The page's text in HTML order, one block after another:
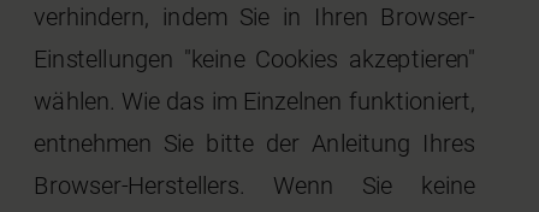
verhindern, indem Sie in Ihren Browser-
Einstellungen "keine Cookies akzeptieren"
wählen. Wie das im Einzelnen funktioniert,
entnehmen Sie bitte der Anleitung Ihres
Browser-Herstellers. Wenn Sie keine